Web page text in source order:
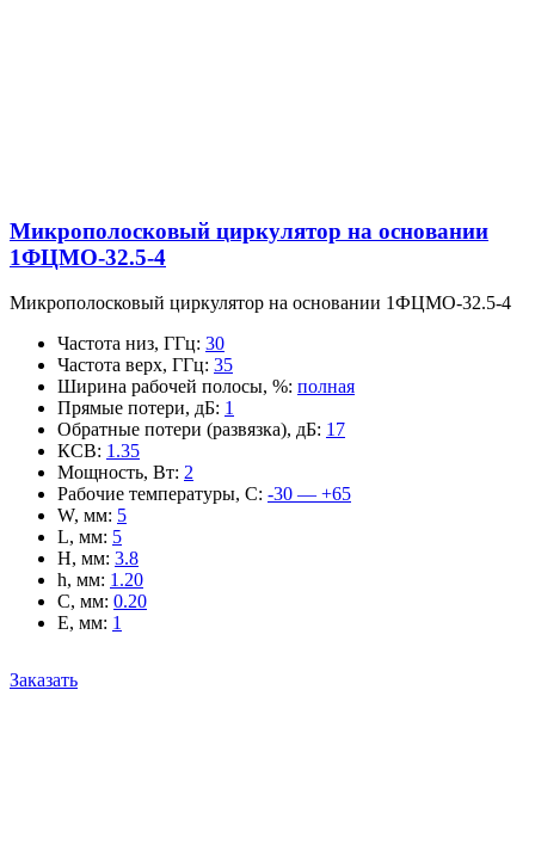
Микрополосковый циркулятор на основании
1ФЦМО-32.5-4
Микрополосковый циркулятор на основании 1ФЦМО-32.5-4
Частота низ, ГГц: 30
Частота верх, ГГц: 35
Ширина рабочей полосы, %: полная
Прямые потери, дБ: 1
Обратные потери (развязка), дБ: 17
КСВ: 1.35
Мощность, Вт: 2
Рабочие температуры, С: -30 — +65
W, мм: 5
L, мм: 5
H, мм: 3.8
h, мм: 1.20
C, мм: 0.20
E, мм: 1
Заказать